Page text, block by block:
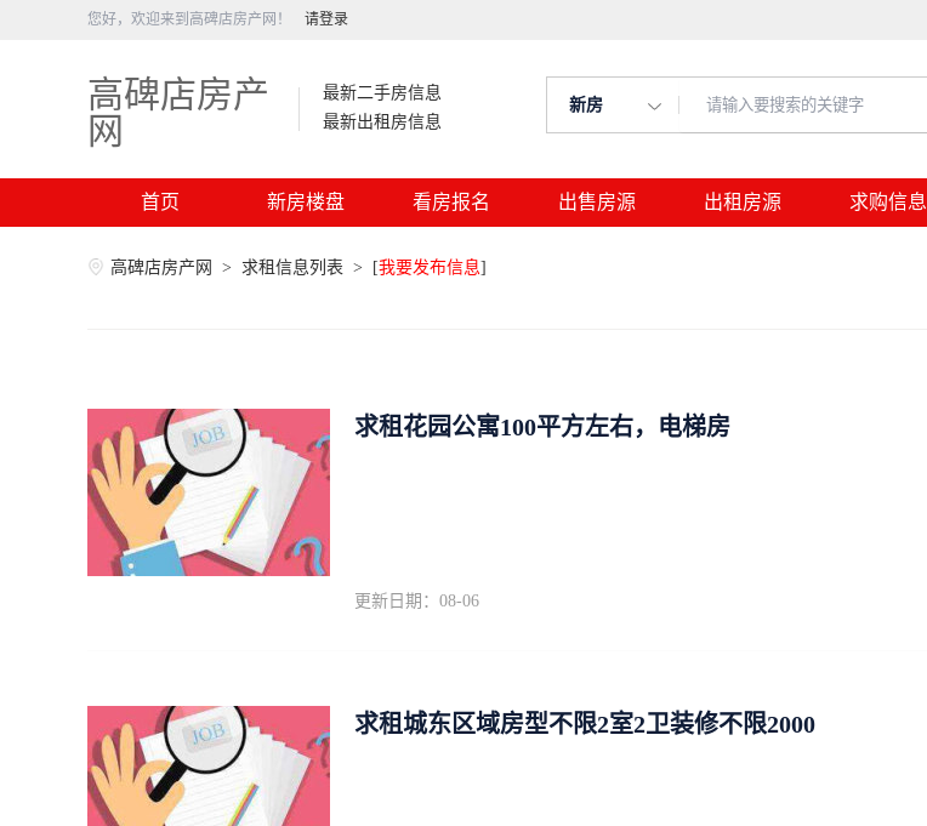
您好，欢迎来到高碑店房产网！ 请登录
高碑店房产
网
最新二手房信息
最新出租房信息
新房
首页 新房楼盘 看房报名 出售房源 出租房源 求购信息
高碑店房产网 > 求租信息列表 > [我要发布信息]
求租花园公寓100平方左右，电梯房
更新日期：08-06
求租城东区域房型不限2室2卫装修不限2000